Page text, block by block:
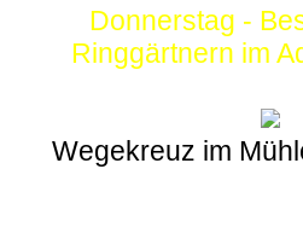
Donnerstag -
Ringgärtnern im
Wegekreuz im